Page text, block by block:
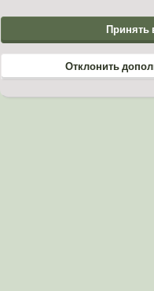
Отклонить